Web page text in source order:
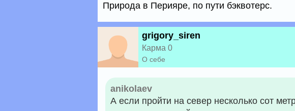
Природа в Перияре, по пути бэквотерс.
grigory_siren
Карма 0
О себе
anikolaev
А если пройти на север несколько сот